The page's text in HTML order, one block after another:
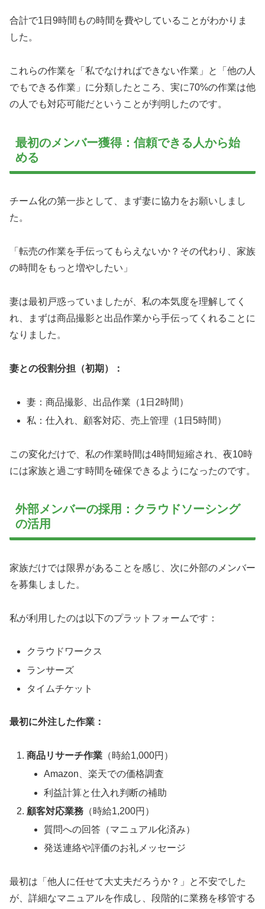
合計で1日9時間もの時間を費やしていることがわかりま
した。
これらの作業を「私でなければできない作業」と「他の人
でもできる作業」に分類したところ、実に70%の作業は他
の人でも対応可能だということが判明したのです。
最初のメンバー獲得：信頼できる人から始
める
チーム化の第一歩として、まず妻に協力をお願いしまし
た。
「転売の作業を手伝ってもらえないか？その代わり、家族
の時間をもっと増やしたい」
妻は最初戸惑っていましたが、私の本気度を理解してく
れ、まずは商品撮影と出品作業から手伝ってくれることに
なりました。
妻との役割分担（初期）：
妻：商品撮影、出品作業（1日2時間）
私：仕入れ、顧客対応、売上管理（1日5時間）
この変化だけで、私の作業時間は4時間短縮され、夜10時
には家族と過ごす時間を確保できるようになったのです。
外部メンバーの採用：クラウドソーシング
の活用
家族だけでは限界があることを感じ、次に外部のメンバー
を募集しました。
私が利用したのは以下のプラットフォームです：
クラウドワークス
ランサーズ
タイムチケット
最初に外注した作業：
商品リサーチ作業 （時給1,000円）
Amazon、楽天での価格調査
利益計算と仕入れ判断の補助
顧客対応業務 （時給1,200円）
質問への回答（マニュアル化済み）
発送連絡や評価のお礼メッセージ
最初は「他人に任せて大丈夫だろうか？」と不安でした
が、詳細なマニュアルを作成し、段階的に業務を移管する